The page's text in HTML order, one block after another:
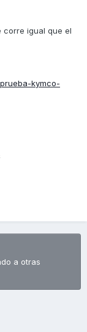
corre igual que el
kymco-
a otras